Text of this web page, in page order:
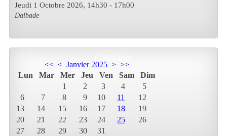
Jeudi 1 Octobre 2026, 14h30 - 17h00
Dalbade
<< < Janvier 2025 > >>
Lun
Mar Mer Jeu Ven Sam
Dim
1
2 3 4
5
6
7 8 9 10 11
12
13
14 15 16 17 18
19
20
21 22 23 24 25
26
27
28 29 30 31